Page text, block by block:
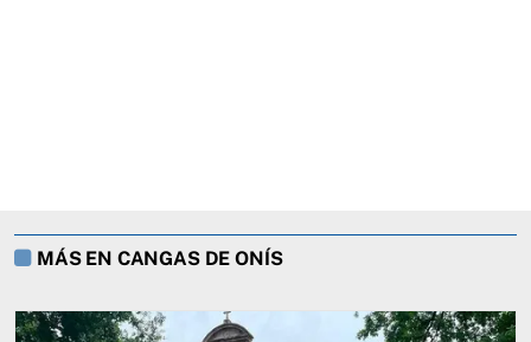
MÁS EN CANGAS DE ONÍS